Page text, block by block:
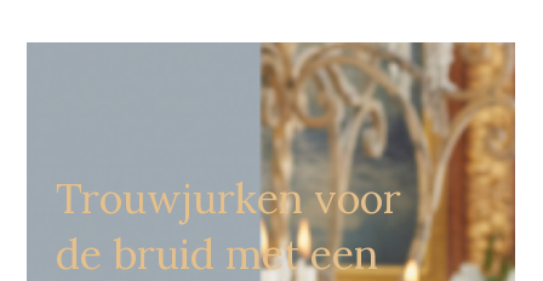
Grote Maten Bruidszaak La
Trouwjurken voor
de bruid met een